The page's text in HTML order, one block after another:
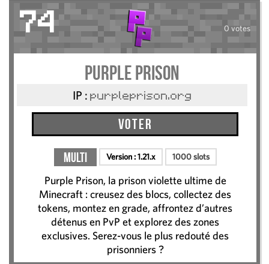
74 0 votes
Purple Prison
IP : purpleprison.org
Voter
Multi Version :1.21.x 1000 slots
Purple Prison, la prison violette ultime de
Minecraft : creusez des blocs, collectez des
tokens, montez en grade, affrontez d’autres
détenus en PvP et explorez des zones
exclusives. Serez-vous le plus redouté des
prisonniers ?